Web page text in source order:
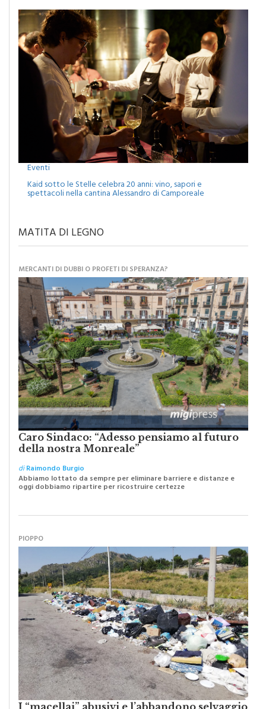
Kaid sotto le Stelle celebra 20 anni: vino, sapori e
spettacoli nella cantina Alessandro di Camporeale
Caro Sindaco: “Adesso pensiamo al futuro
della nostra Monreale”
diRaimondo Burgio
Abbiamo lottato da sempre per eliminare barriere e distanze e
oggi dobbiamo ripartire per ricostruire certezze
I “macellai” abusivi e l’abbandono selvaggio
dei resti di animali per strada